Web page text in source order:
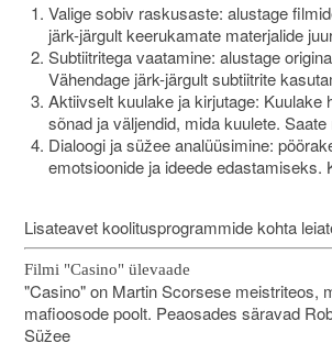
Valige sobiv raskusaste: alustage
järk-järgult keerukamate materjalide
Subtiitritega vaatamine: alustage
Vähendage järk-järgult subtiitrite
Aktiivselt kuulake ja kirjutage: Kuulake
sõnad ja väljendid, mida kuulete.
Dialoogi ja süžee analüüsimine:
emotsioonide ja ideede edastamiseks.
Lisateavet koolitusprogrammide kohta
Filmi "Casino" ülevaade
"Casino" on Martin Scorsese meistriteos,
mafioosode poolt. Peaosades säravad
Süžee